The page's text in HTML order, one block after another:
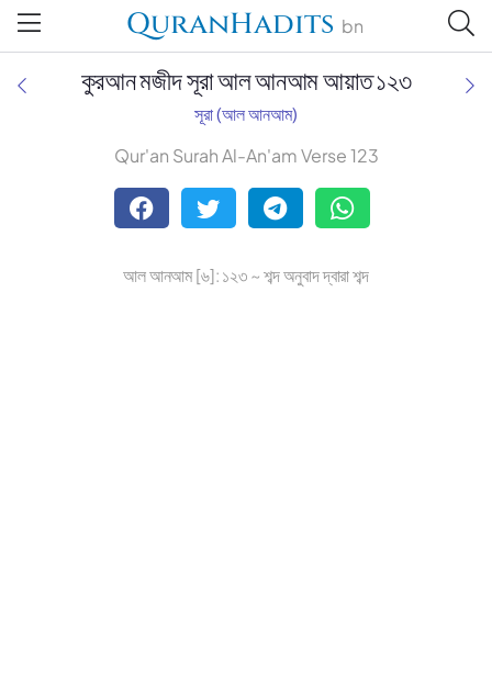
QuranHadits bn
Tafsir Ahsanul Bayaan
Tafsir Abu Bakr Zakaria
Tafsir Bayaan Foundation
কুরআন মজীদ সূরা আল আনআম আয়াত ১২৩
সূরা (আল আনআম)
Qur'an Surah Al-An'am Verse 123
আল আনআম [৬]: ১২৩ ~ শব্দ অনুবাদ দ্বারা শব্দ